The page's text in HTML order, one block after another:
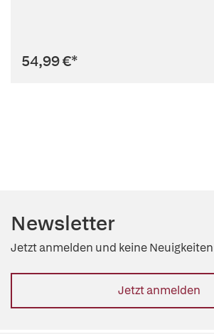
54,99 €*
Newsletter
Jetzt anmelden und keine
Jetzt anmelden